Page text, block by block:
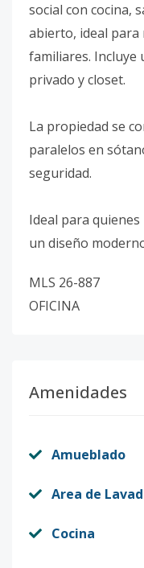
social con cocina,
abierto, ideal
familiares. Incluye
privado y closet.
La propiedad se
paralelos en
seguridad.
Ideal para
un diseño
MLS 26-887
OFICINA
Amenidades
Amueblado
Area de
Cocina